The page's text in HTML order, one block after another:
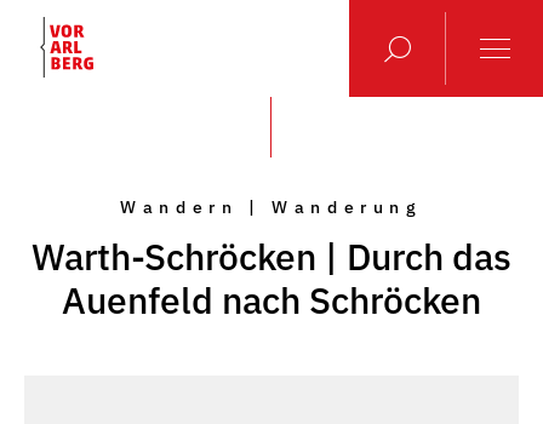
Wandern | Wanderung
Warth-Schröcken | Durch das
Auenfeld nach Schröcken